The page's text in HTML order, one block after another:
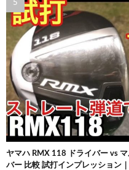
ヤマハ RMX 118 ドライバー vs
バー 比較 試打インプレッション